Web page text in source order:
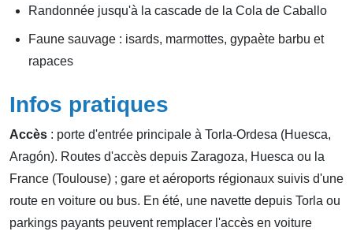
Randonnée jusqu'à la cascade de la Cola de Caballo
Faune sauvage : isards, marmottes, gypaète barbu et
rapaces
Infos pratiques
Accès : porte d'entrée principale à Torla-Ordesa (Huesca,
Aragón). Routes d'accès depuis Zaragoza, Huesca ou la
France (Toulouse) ; gare et aéroports régionaux suivis d'une
route en voiture ou bus. En été, une navette depuis Torla ou
parkings payants peuvent remplacer l'accès en voiture